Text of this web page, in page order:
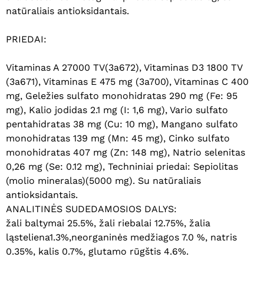
Krepšelyje nėra produktų.
Eiti Į Parduotuvę
natūraliais antioksidantais.
PRIEDAI:
Vitaminas A 27000 TV(3a672), Vitaminas D3 1800 TV
(3a671), Vitaminas E 475 mg (3a700), Vitaminas C 400
mg, Geležies sulfato monohidratas 290 mg (Fe: 95
mg), Kalio jodidas 2.1 mg (I: 1,6 mg), Vario sulfato
pentahidratas 38 mg (Cu: 10 mg), Mangano sulfato
monohidratas 139 mg (Mn: 45 mg), Cinko sulfato
monohidratas 407 mg (Zn: 148 mg), Natrio selenitas
0,26 mg (Se: 0.12 mg), Techniniai priedai: Sepiolitas
(molio mineralas)(5000 mg). Su natūraliais
antioksidantais.
ANALITINĖS SUDEDAMOSIOS DALYS:
žali baltymai 25.5%, žali riebalai 12.75%, žalia
ląsteliena1.3%,neorganinės medžiagos 7.0 %, natris
0.35%, kalis 0.7%, glutamo rūgštis 4.6%.